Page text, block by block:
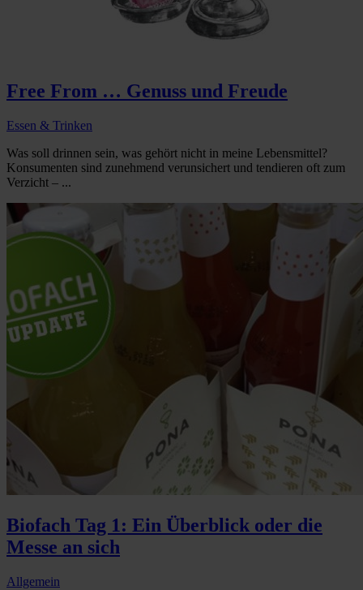
Free From … Genuss und Freude
Essen & Trinken
Was soll drinnen sein, was gehört nicht in meine Lebensmittel?
Konsumenten sind zunehmend verunsichert und tendieren oft zum
Verzicht – ...
Biofach Tag 1: Ein Überblick oder die
Messe an sich
Allgemein